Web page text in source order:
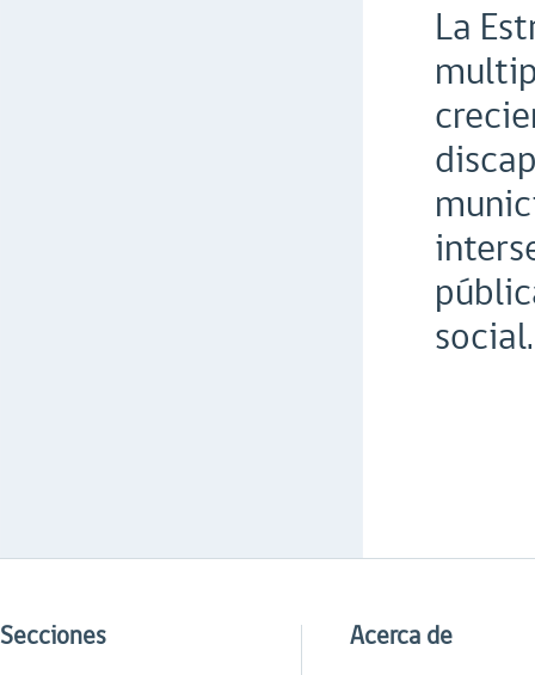
La
social.
Secciones Acerca de